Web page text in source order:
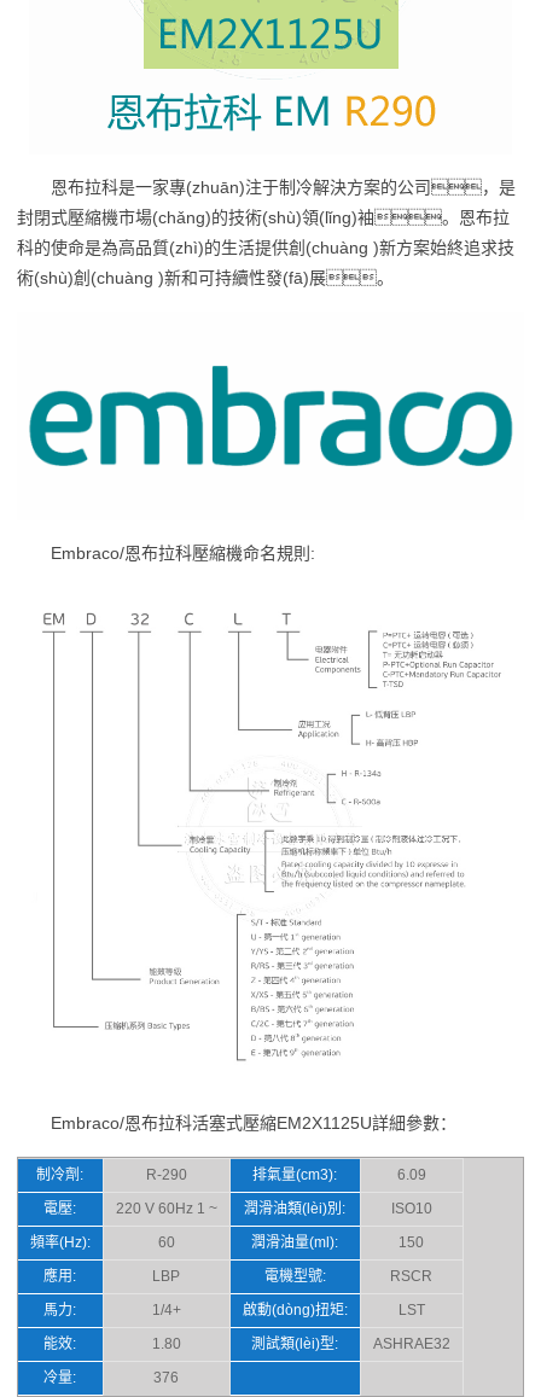
恩布拉科是一家專(zhuān)注于制冷解決方案的公司，是
封閉式壓縮機市場(chǎng)的技術(shù)領(lǐng)袖。恩布拉
科的使命是為高品質(zhì)的生活提供創(chuàng )新方案始終追求技
術(shù)創(chuàng )新和可持續性發(fā)展。
Embraco/恩布拉科壓縮機命名規則:
Embraco/恩布拉科活塞式壓縮EM2X1125U詳細參數：
制冷劑: R-290 排氣量(cm3):
6.09
電壓:
220 V 60Hz 1 ~ 潤滑油類(lèi)別:
ISO10
頻率(Hz):
60 潤滑油量(ml):
150
應用:
LBP 電機型號:
RSCR
馬力:
1/4+ 啟動(dòng)扭矩:
LST
能效:
1.80 測試類(lèi)型:
ASHRAE32
冷量:
376